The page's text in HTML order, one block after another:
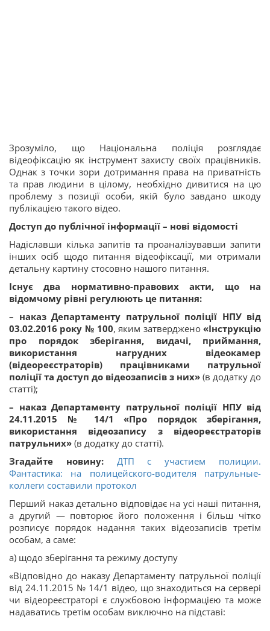
Зрозуміло, що Національна поліція розглядає
відеофіксацію як інструмент захисту своїх працівників.
Однак з точки зори дотримання права на приватність
та прав людини в цілому, необхідно дивитися на цю
проблему з позиції особи, якій було завдано шкоду
публікацією такого відео.
Доступ до публічної інформації – нові відомості
Надіславши кілька запитів та проаналізувавши запити
інших осіб щодо питання відеофіксації, ми отримали
детальну картину стосовно нашого питання.
Існує два нормативно-правових акти, що на
відомчому рівні регулюють це питання:
– наказ Департаменту патрульної поліції НПУ від
03.02.2016 року № 100, яким затверджено«Інструкцію
про порядок зберігання, видачі, приймання,
використання нагрудних відеокамер
(відеореєстраторів) працівниками патрульної
поліції та доступ до відеозаписів з них» (в додатку до
статті);
– наказ Департаменту патрульної поліції НПУ від
24.11.2015 № 14/1 «Про порядок зберігання,
використання відеозапису з відеореєстраторів
патрульних» (в додатку до статті).
Згадайте новину: ДТП с участием полиции.
Фантастика: на полицейского-водителя патрульные-
коллеги составили протокол
Перший наказ детально відповідає на усі наші питання,
а другий — повторює його положення і більш чітко
розписує порядок надання таких відеозаписів третім
особам, а саме:
а) щодо зберігання та режиму доступу
«Відповідно до наказу Департаменту патрульної поліції
від 24.11.2015 № 14/1 відео, що знаходиться на сервері
чи відеореєстраторі є службовою інформацією та може
надаватись третім особам виключно на підставі: